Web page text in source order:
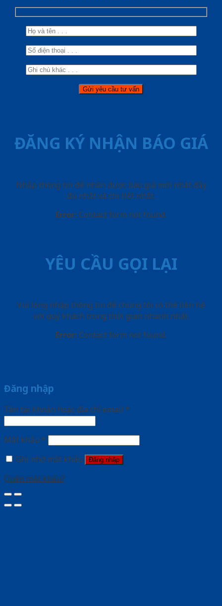
ĐĂNG KÝ NHẬN BÁO GIÁ
Nhập thông tin để nhận được báo giá mới nhât đầy
đủ nhất và chi tiết nhất.
Error: Contact form not found.
YÊU CẦU GỌI LẠI
Vui lòng nhập thông tin để chúng tôi có thể liên hệ
với quý khách trong thời gian nhanh nhất.
Error: Contact form not found.
Đăng nhập
Tên tài khoản hoặc địa chỉ email *
Mật khẩu *
Ghi nhớ mật khẩu
Đăng nhập
Quên mật khẩu?